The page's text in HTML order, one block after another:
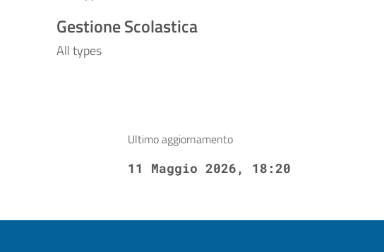
Gestione Scolastica
All types
Ultimo aggiornamento
11 Maggio 2026, 18:20